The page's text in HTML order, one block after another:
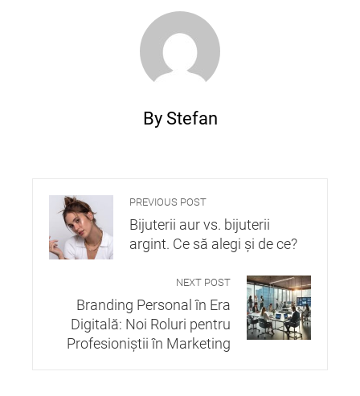
By Stefan
PREVIOUS POST
Bijuterii aur vs. bijuterii
argint. Ce să alegi și de ce?
NEXT POST
Branding Personal în Era
Digitală: Noi Roluri pentru
Profesioniștii în Marketing